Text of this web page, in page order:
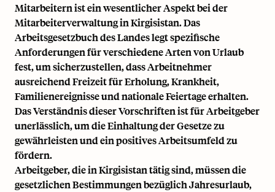
Mitarbeitern ist ein wesentlicher Aspekt bei der
Mitarbeiterverwaltung in Kirgisistan. Das
Arbeitsgesetzbuch des Landes legt spezifische
Anforderungen für verschiedene Arten von Urlaub
fest, um sicherzustellen, dass Arbeitnehmer
ausreichend Freizeit für Erholung, Krankheit,
Familienereignisse und nationale Feiertage erhalten.
Das Verständnis dieser Vorschriften ist für Arbeitgeber
unerlässlich, um die Einhaltung der Gesetze zu
gewährleisten und ein positives Arbeitsumfeld zu
fördern.
Arbeitgeber, die in Kirgisistan tätig sind, müssen die
gesetzlichen Bestimmungen bezüglich Jahresurlaub,